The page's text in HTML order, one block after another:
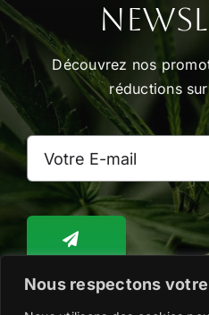
Nous respectons
Découvrez nos
réductions